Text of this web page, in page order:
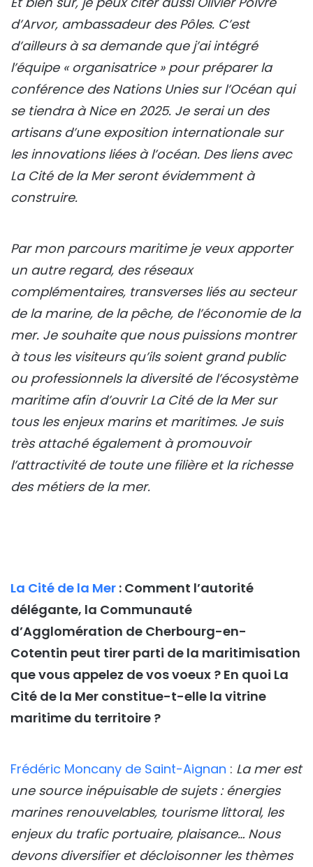
d’Arvor, ambassadeur des Pôles. C’est
d’ailleurs à sa demande que j’ai intégré
l’équipe « organisatrice » pour préparer la
conférence des Nations Unies sur l’Océan qui
se tiendra à Nice en 2025. Je serai un des
artisans d’une exposition internationale sur
les innovations liées à l’océan. Des liens avec
La Cité de la Mer seront évidemment à
construire.
Par mon parcours maritime je veux apporter
un autre regard, des réseaux
complémentaires, transverses liés au secteur
de la marine, de la pêche, de l’économie de la
mer. Je souhaite que nous puissions montrer
à tous les visiteurs qu’ils soient grand public
ou professionnels la diversité de l’écosystème
maritime afin d’ouvrir La Cité de la Mer sur
tous les enjeux marins et maritimes. Je suis
très attaché également à promouvoir
l’attractivité de toute une filière et la richesse
des métiers de la mer.
La Cité de la Mer : Comment l’autorité
délégante, la Communauté
d’Agglomération de Cherbourg-en-
Cotentin peut tirer parti de la maritimisation
que vous appelez de vos voeux ? En quoi La
Cité de la Mer constitue-t-elle la vitrine
maritime du territoire ?
Frédéric Moncany de Saint-Aignan : La mer est
une source inépuisable de sujets : énergies
marines renouvelables, tourisme littoral, les
enjeux du trafic portuaire, plaisance… Nous
devons diversifier et décloisonner les thèmes